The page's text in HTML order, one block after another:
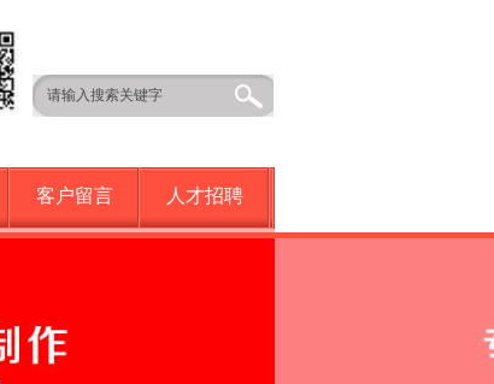
客户留言 人才招聘